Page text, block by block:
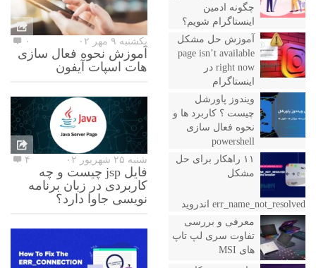
چگونه ادمین
اینستاگرام شویم؟
آموزش حل مشکل
page isn’t available
right now در
اینستاگرام
ویندوز پاورشل
چیست ؟ کاربرد ها و
نحوه فعال سازی
powershell
۱۱ راهکار برای حل
مشکل
err_name_not_resolved اندروید
معرفی و بررسی
تفاوت سری لپ تاپ
های MSI
یکشنبه ۹ مهر ۰۲ ۰
آموزش نحوه فعال سازی
هات اسپات آیفون
شنبه ۲۵ شهریور ۰۲ ۴
فایل jsp چیست و چه
کاربردی در زبان برنامه
نویسی جاوا دارد؟